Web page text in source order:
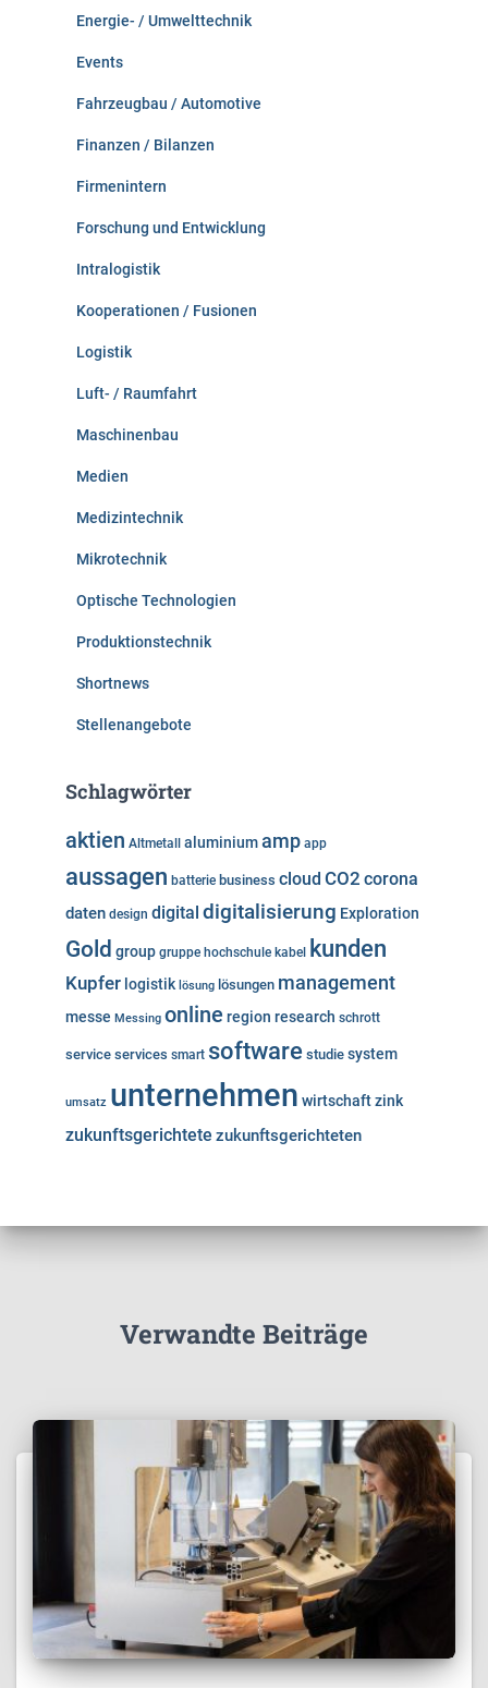
Energie- / Umwelttechnik
Events
Fahrzeugbau / Automotive
Finanzen / Bilanzen
Firmenintern
Forschung und Entwicklung
Intralogistik
Kooperationen / Fusionen
Logistik
Luft- / Raumfahrt
Maschinenbau
Medien
Medizintechnik
Mikrotechnik
Optische Technologien
Produktionstechnik
Shortnews
Stellenangebote
Schlagwörter
aktien Altmetall aluminiumamp app
aussagen batterie business cloud CO2 corona
daten design digital digitalisierung Exploration
Gold group gruppe hochschule kabel kunden
Kupfer logistik lösung lösungen management
messe Messing online region research schrott
service services smart software studie system
umsatz unternehmen wirtschaftzink
zukunftsgerichtete zukunftsgerichteten
Verwandte Beiträge